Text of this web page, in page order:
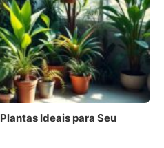
Ideais para Seu